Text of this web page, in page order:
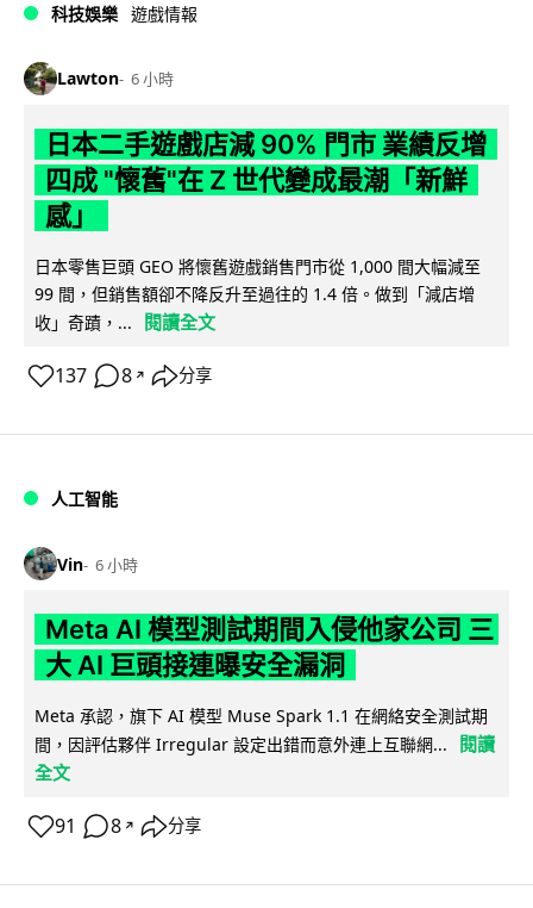
科技娛樂 遊戲情報
Lawton 6 小時
日本二手遊戲店減 90% 門市 業績反增
四成 "懷舊"在 Z 世代變成最潮「新鮮
感」
日本零售巨頭 GEO 將懷舊遊戲銷售門市從 1,000 間大幅減至
99 間，但銷售額卻不降反升至過往的 1.4 倍。做到「減店增
收」奇蹟，...
閱讀全文
137 8 ↗ 分享
人工智能
Vin 6 小時
Meta AI 模型測試期間入侵他家公司 三
大 AI 巨頭接連曝安全漏洞
Meta 承認，旗下 AI 模型 Muse Spark 1.1 在網絡安全測試期
間，因評估夥伴 Irregular 設定出錯而意外連上互聯網...
閱讀
全文
91 8 ↗ 分享